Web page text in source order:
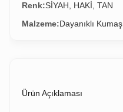
Renk:SİYAH, HAKİ, TAN
Malzeme:Dayanıklı Kumaş
Ürün Açıklaması